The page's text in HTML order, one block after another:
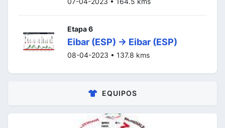
Etapa 6
Eibar (ESP) -> Eibar (ESP)
08-04-2023 • 137.8 kms
EQUIPOS